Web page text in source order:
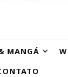
MANGÁ